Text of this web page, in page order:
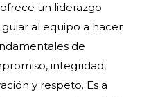
un liderazgo
al equipo a hacer
de
integridad,
y respeto. Es a